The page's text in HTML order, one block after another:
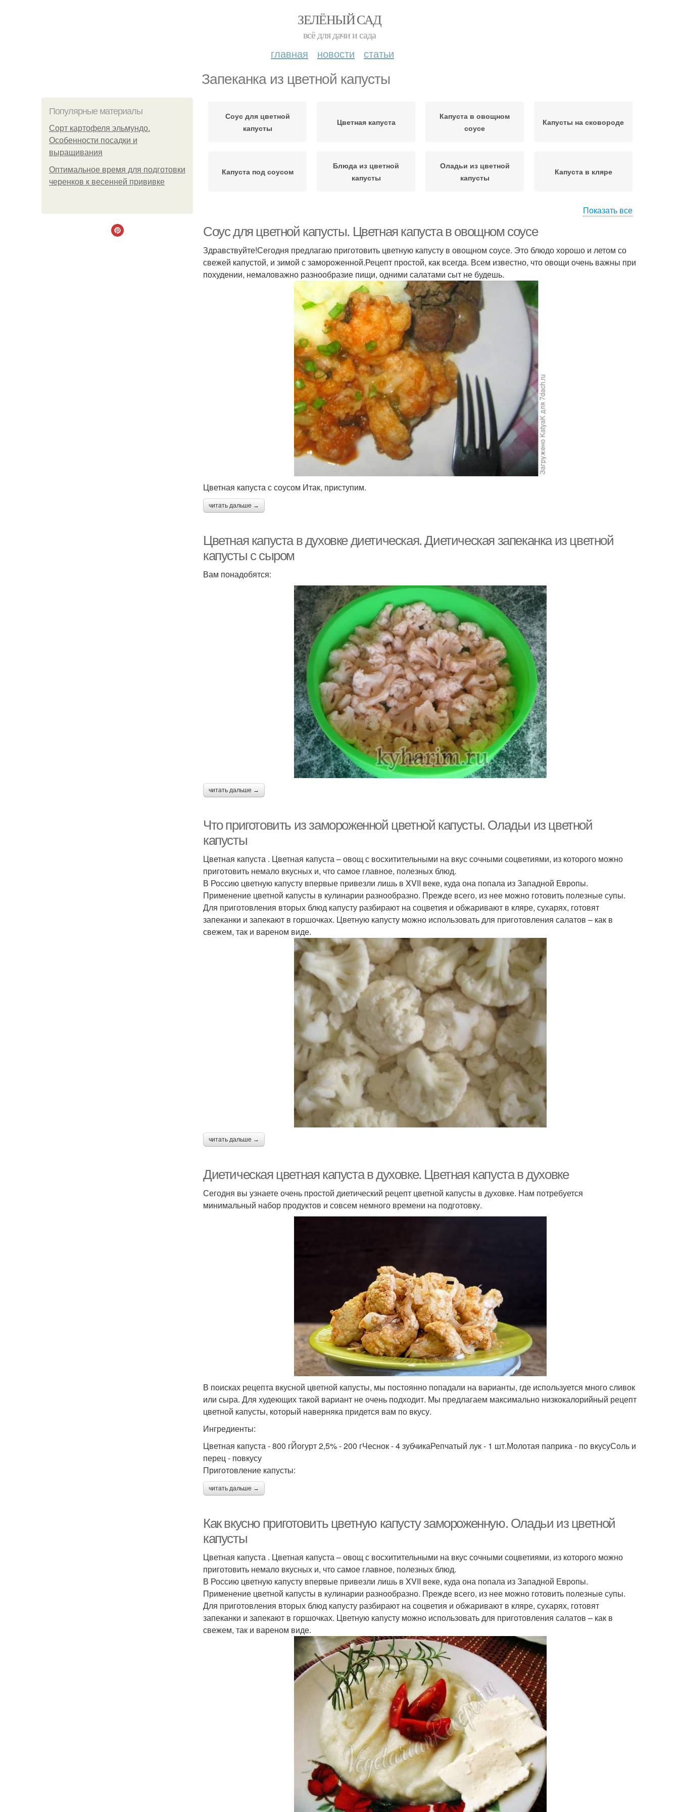
ЗЕЛЁНЫЙ САД
всё для дачи и сада
главная новости статьи
Запеканка из цветной капусты
Популярные материалы
Сорт картофеля эльмундо.
Особенности посадки и
выращивания
Оптимальное время для подготовки
черенков к весенней прививке
Соус для цветной
капусты
Цветная капуста
Капуста в овощном
соусе
Капусты на сковороде
Капуста под соусом
Блюда из цветной
капусты
Оладьи из цветной
капусты
Капуста в кляре
Капусты в духовке Запеканка из макарон
Салат с цветной
капустой
Салат из цветной
Рецепты из цветной
капусты
Капуста в мультиварке
Капусты в мультиварке
Капусты в
микроволновой печи
Капусты для прикорма
Показать все
Соус для цветной капусты. Цветная капуста в овощном соусе
Здравствуйте!Сегодня предлагаю приготовить цветную капусту в овощном соусе. Это блюдо хорошо и летом со
свежей капустой, и зимой с замороженной.Рецепт простой, как всегда. Всем известно, что овощи очень важны при
похудении, немаловажно разнообразие пищи, одними салатами сыт не будешь.
Цветная капуста с соусом Итак, приступим.
читать дальше →
Цветная капуста в духовке диетическая. Диетическая запеканка из цветной
капусты с сыром
Вам понадобятся:
читать дальше →
Что приготовить из замороженной цветной капусты. Оладьи из цветной
капусты
Цветная капуста . Цветная капуста – овощ с восхитительными на вкус сочными соцветиями, из которого можно
приготовить немало вкусных и, что самое главное, полезных блюд.
В Россию цветную капусту впервые привезли лишь в XVII веке, куда она попала из Западной Европы.
Применение цветной капусты в кулинарии разнообразно. Прежде всего, из нее можно готовить полезные супы.
Для приготовления вторых блюд капусту разбирают на соцветия и обжаривают в кляре, сухарях, готовят
запеканки и запекают в горшочках. Цветную капусту можно использовать для приготовления салатов – как в
свежем, так и вареном виде.
читать дальше →
Диетическая цветная капуста в духовке. Цветная капуста в духовке
Сегодня вы узнаете очень простой диетический рецепт цветной капусты в духовке. Нам потребуется
минимальный набор продуктов и совсем немного времени на подготовку.
В поисках рецепта вкусной цветной капусты, мы постоянно попадали на варианты, где используется много сливок
или сыра. Для худеющих такой вариант не очень подходит. Мы предлагаем максимально низкокалорийный рецепт
цветной капусты, который наверняка придется вам по вкусу.
Ингредиенты:
Цветная капуста - 800 гЙогурт 2,5% - 200 гЧеснок - 4 зубчикаРепчатый лук - 1 шт.Молотая паприка - по вкусуСоль и
перец - повкусу
Приготовление капусты:
читать дальше →
Как вкусно приготовить цветную капусту замороженную. Оладьи из цветной
капусты
Цветная капуста . Цветная капуста – овощ с восхитительными на вкус сочными соцветиями, из которого можно
приготовить немало вкусных и, что самое главное, полезных блюд.
В Россию цветную капусту впервые привезли лишь в XVII веке, куда она попала из Западной Европы.
Применение цветной капусты в кулинарии разнообразно. Прежде всего, из нее можно готовить полезные супы.
Для приготовления вторых блюд капусту разбирают на соцветия и обжаривают в кляре, сухарях, готовят
запеканки и запекают в горшочках. Цветную капусту можно использовать для приготовления салатов – как в
свежем, так и вареном виде.